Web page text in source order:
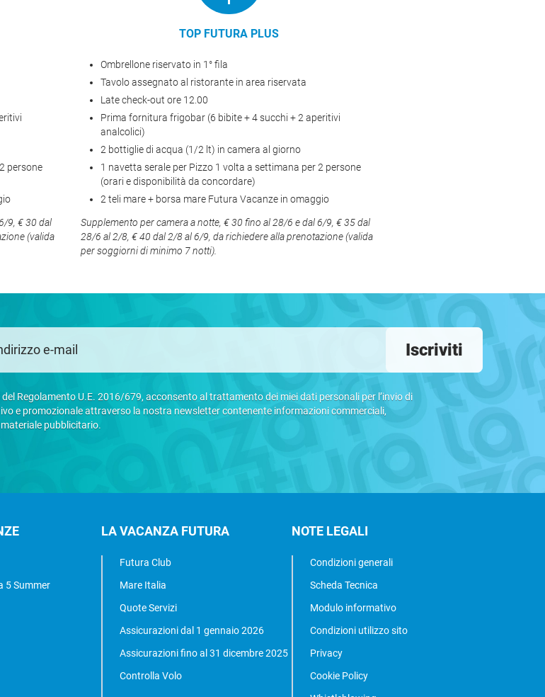
persone
9, € 30 dal
(valida
TOP FUTURA PLUS
Ombrellone riservato in 1° fila
Tavolo assegnato al ristorante in area riservata
Late check-out ore 12.00
Prima fornitura frigobar (6 bibite + 4 succhi + 2 aperitivi
analcolici)
2 bottiglie di acqua (1/2 lt) in camera al giorno
1 navetta serale per Pizzo 1 volta a settimana per 2 persone
(orari e disponibilità da concordare)
2 teli mare + borsa mare Futura Vacanze in omaggio
Supplemento per camera a notte, € 30 fino al 28/6 e dal 6/9, € 35 dal
28/6 al 2/8, € 40 dal 2/8 al 6/9, da richiedere alla prenotazione (valida
per soggiorni di minimo 7 notti).
Iscriviti
Regolamento U.E. 2016/679, acconsento al trattamento dei miei dati personali per l’invio di
e promozionale attraverso la nostra newsletter contenente informazioni commerciali,
pubblicitario.
5 Summer
LA VACANZA FUTURA
Futura Club
Mare Italia
Quote Servizi
Assicurazioni dal 1 gennaio 2026
Assicurazioni fino al 31 dicembre 2025
Controlla Volo
NOTE LEGALI
Condizioni generali
Scheda Tecnica
Modulo informativo
Condizioni utilizzo sito
Privacy
Cookie Policy